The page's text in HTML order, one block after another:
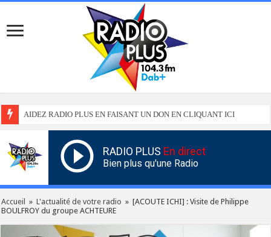
AIDEZ RADIO PLUS EN FAISANT UN DON EN CLIQUANT ICI
RADIO PLUS En direct
Bien plus qu'une Radio
Accueil » L'actualité de votre radio » [ACOUTE ICHI] : Visite de Philippe
BOULFROY du groupe ACHTEURE